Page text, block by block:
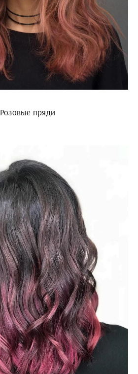
Розовые пряди